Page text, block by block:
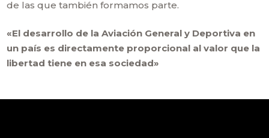
de las que también formamos parte.
«El desarrollo de la Aviación General y Deportiva en
un país es directamente proporcional al valor que la
libertad tiene en esa sociedad»